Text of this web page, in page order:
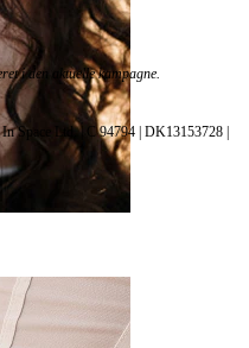
i den aktuelle kampagne.
Space Ltd. | C 94794 | DK13153728 |